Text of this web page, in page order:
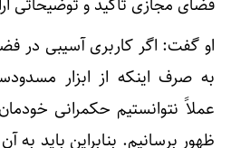
او گفت: اگر کاربری آسیبی در
به صرف اینکه از ابزار
عملاً نتوانستیم حکمرانی
ظهور برسانیم. بنابراین باید به